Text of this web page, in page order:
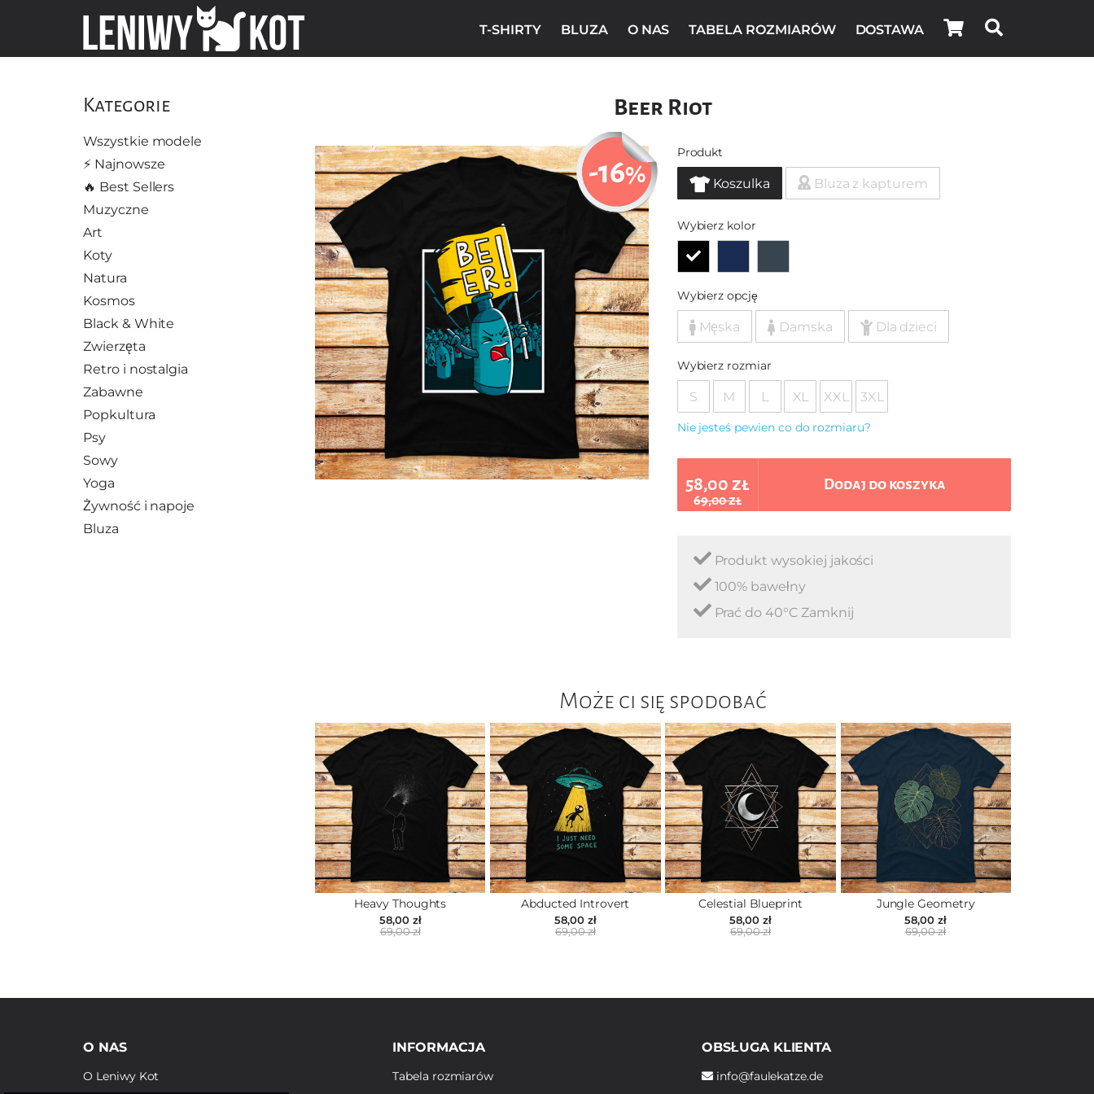
T-SHIRTY BLUZA O NAS TABELA ROZMIARÓW DOSTAWA
Kategorie
Wszystkie modele
⚡️ Najnowsze
🔥 Best Sellers
Muzyczne
Art
Koty
Natura
Kosmos
Black & White
Zwierzęta
Retro i nostalgia
Zabawne
Popkultura
Psy
Sowy
Yoga
Żywność i napoje
Bluza
Beer Riot
-16%
Produkt
Koszulka Bluza z kapturem
Wybierz kolor
Wybierz opcję
Męska Damska Dla dzieci
Wybierz rozmiar
S M L XL XXL 3XL
Nie jesteś pewien co do rozmiaru?
58,00 zł
69,00 zł
Dodaj do koszyka
Produkt wysokiej jakości
100% bawełny
Prać do 40°C Zamknij
Może ci się spodobać
Heavy Thoughts
58,00 zł
69,00 zł
Abducted Introvert
58,00 zł
69,00 zł
Celestial Blueprint
58,00 zł
69,00 zł
Jungle Geometry
58,00 zł
69,00 zł
O NAS
O Leniwy Kot
INFORMACJA
Tabela rozmiarów
OBSŁUGA KLIENTA
info@faulekatze.de